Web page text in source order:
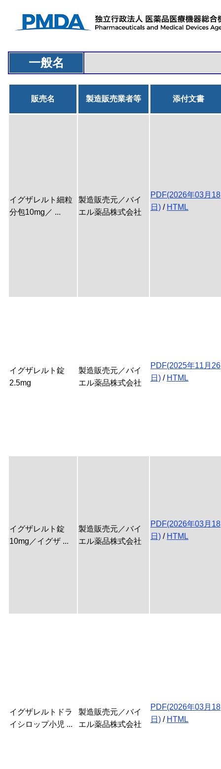
一般名
販売名 製造販売業者等 添付文書
イグザレルト細粒
分包10mg／ ...
製造販売元／バイ
エル薬品株式会社
PDF(2026年03月18
日) / HTML
イグザレルト錠
2.5mg
製造販売元／バイ
エル薬品株式会社
PDF(2025年11月26
日) / HTML
イグザレルト錠
10mg／イグザ ...
製造販売元／バイ
エル薬品株式会社
PDF(2026年03月18
日) / HTML
イグザレルトドラ
イシロップ小児 ...
製造販売元／バイ
エル薬品株式会社
PDF(2026年03月18
日) / HTML